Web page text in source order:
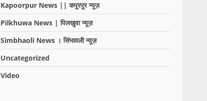
Kapoorpur News || कपूरपुर न्यूज़
Pilkhuwa News | पिलखुवा न्यूज़
Simbhaoli News । सिंभावली न्यूज़
Uncategorized
Video